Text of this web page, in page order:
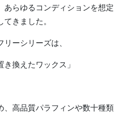
あらゆるコンディションを想定
きました。
ーシリーズは、
き換えたワックス」
、高品質パラフィンや数十種類